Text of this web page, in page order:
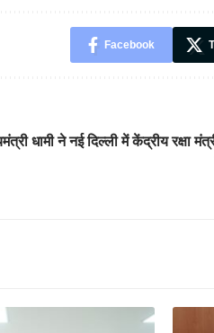
Facebook
धामी ने नई दिल्ली में केंद्रीय रक्षा